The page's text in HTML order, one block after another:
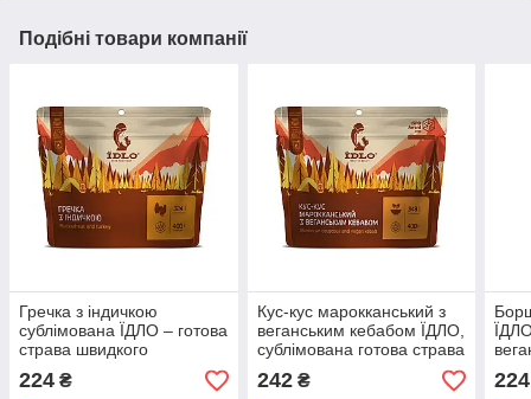
Подібні товари компанії
Гречка з індичкою
сублімована ЇДЛО – готова
страва швидкого
приготування для походу,
роботи, блэкауту
224 ₴
Кус-кус марокканський з
веганським кебабом ЇДЛО,
сублімована готова страва
для швидкого
приготування
242₴ 224